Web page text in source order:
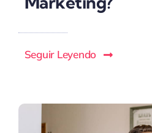
Seguir Leyendo